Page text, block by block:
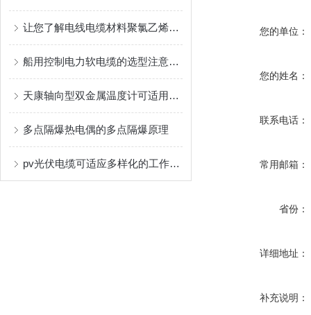
让您了解电线电缆材料聚氯乙烯树脂的结构
船用控制电力软电缆的选型注意事项
天康轴向型双金属温度计可适用于较为恶劣的环境条件中
多点隔爆热电偶的多点隔爆原理
pv光伏电缆可适应多样化的工作环境
您的单位：
您的姓名：
联系电话：
常用邮箱：
省份：
详细地址：
补充说明：